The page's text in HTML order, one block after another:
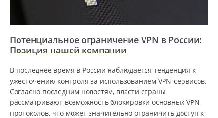
Потенциальное ограничение VPN в России:
Позиция нашей компании
В последнее время в России наблюдается тенденция к
ужесточению контроля за использованием VPN-сервисов.
Согласно последним новостям, власти страны
рассматривают возможность блокировки основных VPN-
протоколов, что может значительно ограничить доступ к